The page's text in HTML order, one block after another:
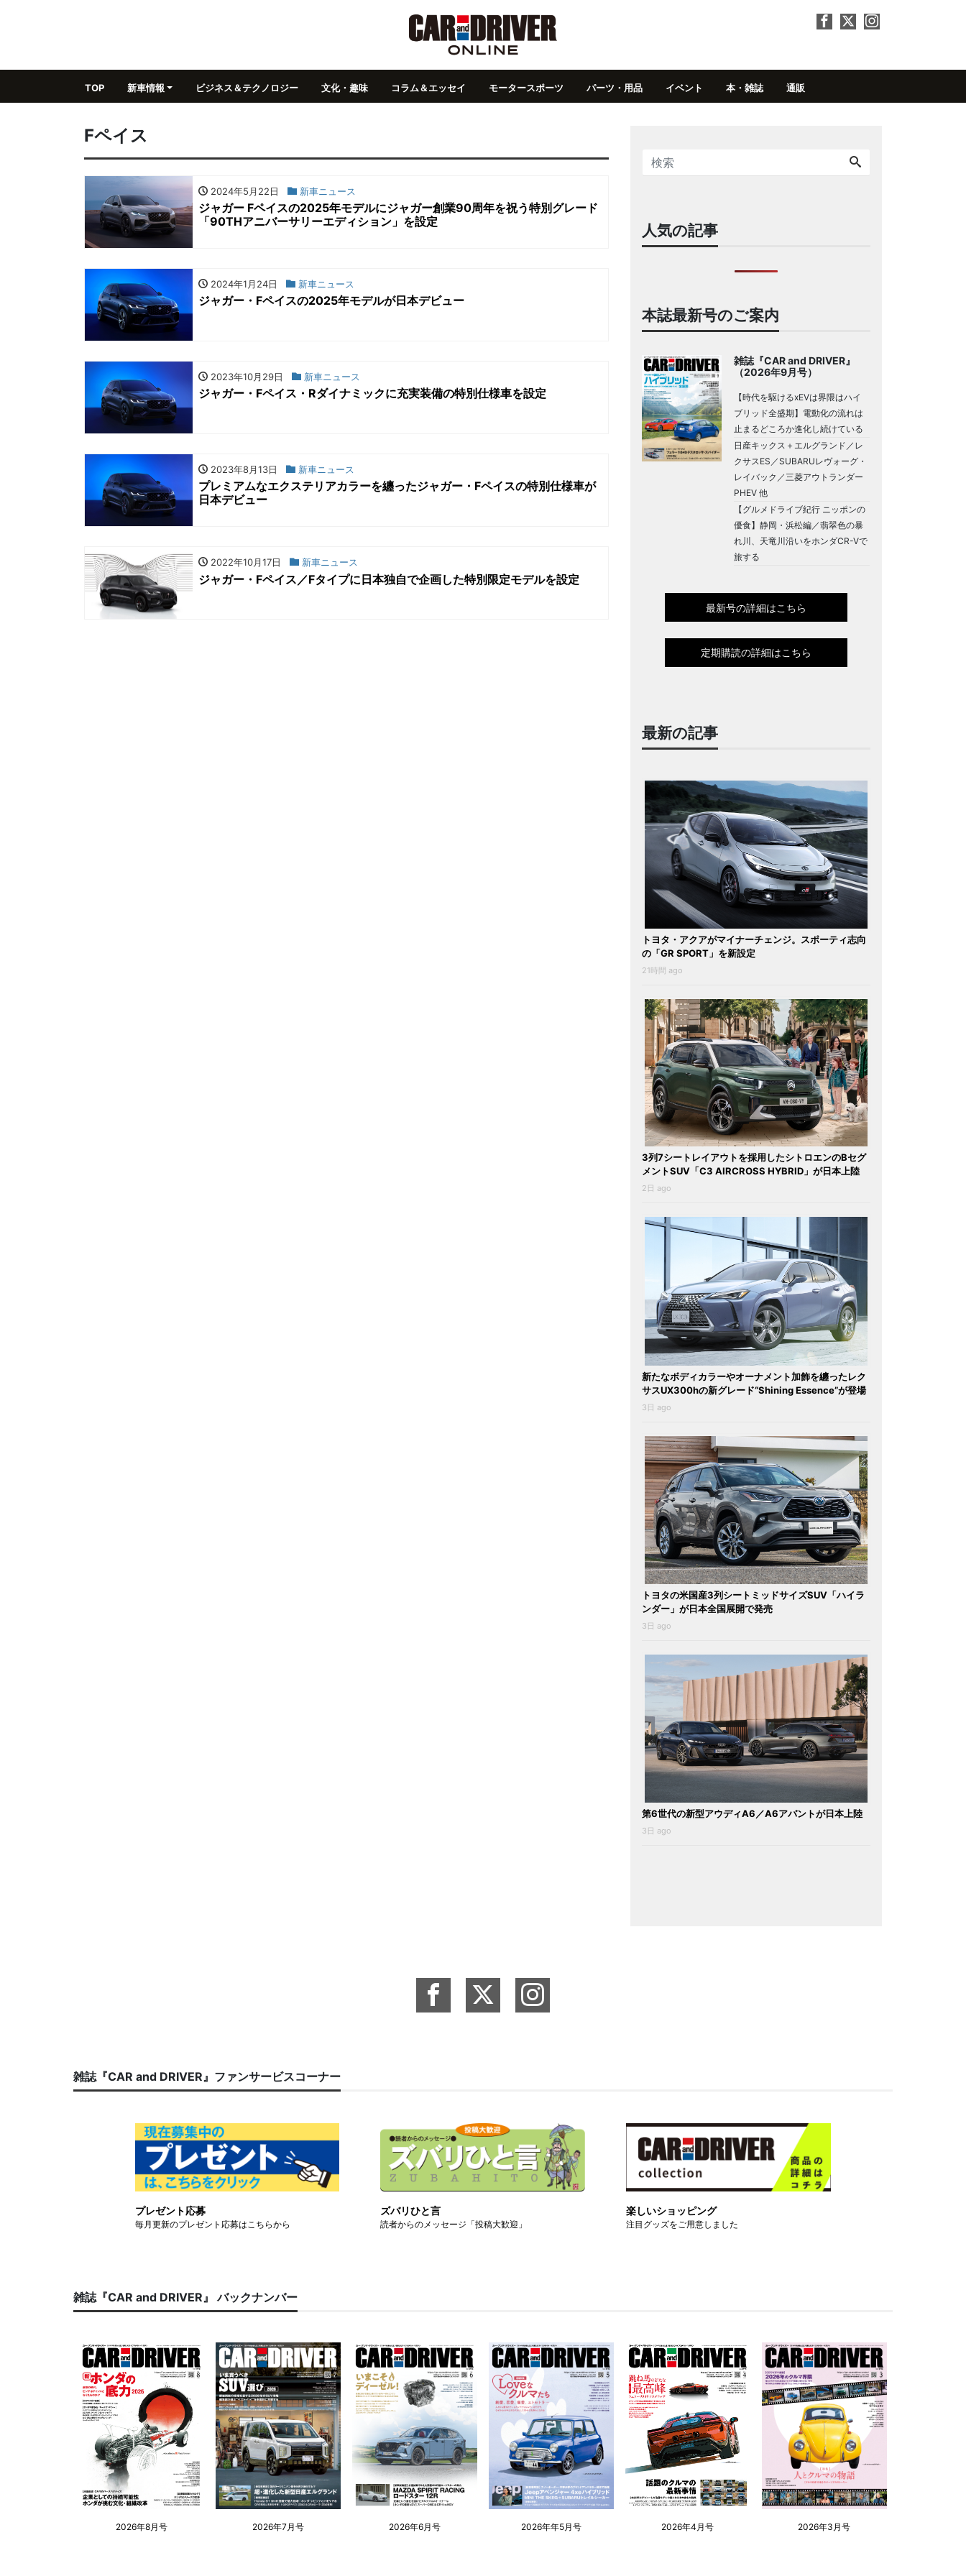
TOP 新車情報 ビジネス＆テクノロジー 文化・趣味 コラム＆エッセイ モータースポーツ パーツ・用品 イベント 本・雑誌 通販
Fペイス
2024年5月22日 新車ニュース
ジャガー Fペイスの2025年モデルにジャガー創業90周年を祝う特別グレード
「90THアニバーサリーエディション」を設定
2024年1月24日 新車ニュース
ジャガー・Fペイスの2025年モデルが日本デビュー
2023年10月29日 新車ニュース
ジャガー・Fペイス・Rダイナミックに充実装備の特別仕様車を設定
2023年8月13日 新車ニュース
プレミアムなエクステリアカラーを纏ったジャガー・Fペイスの特別仕様車が
日本デビュー
2022年10月17日 新車ニュース
ジャガー・Fペイス／Fタイプに日本独自で企画した特別限定モデルを設定
人気の記事
本誌最新号のご案内
雑誌『CAR and DRIVER』
（2026年9月号）
【時代を駆けるxEVは界隈はハイ
ブリッド全盛期】電動化の流れは
止まるどころか進化し続けている
日産キックス＋エルグランド／レ
クサスES／SUBARUレヴォーグ・
レイバック／三菱アウトランダー
PHEV 他
【グルメドライブ紀行 ニッポンの
優食】静岡・浜松編／翡翠色の暴
れ川、天竜川沿いをホンダCR-Vで
旅する
最新号の詳細はこちら
定期購読の詳細はこちら
最新の記事
トヨタ・アクアがマイナーチェンジ。スポーティ志向
の「GR SPORT」を新設定
21時間 ago
3列7シートレイアウトを採用したシトロエンのBセグ
メントSUV「C3 AIRCROSS HYBRID」が日本上陸
2日 ago
新たなボディカラーやオーナメント加飾を纏ったレク
サスUX300hの新グレード“Shining Essence”が登場
3日 ago
トヨタの米国産3列シートミッドサイズSUV「ハイラ
ンダー」が日本全国展開で発売
3日 ago
第6世代の新型アウディA6／A6アバントが日本上陸
3日 ago
雑誌『CAR and DRIVER』ファンサービスコーナー
プレゼント応募
毎月更新のプレゼント応募はこちらから
ズバリひと言
読者からのメッセージ「投稿大歓迎」
楽しいショッピング
注目グッズをご用意しました
雑誌『CAR and DRIVER』 バックナンバー
2026年8月号 2026年7月号 2026年6月号 2026年年5月号 2026年4月号 2026年3月号